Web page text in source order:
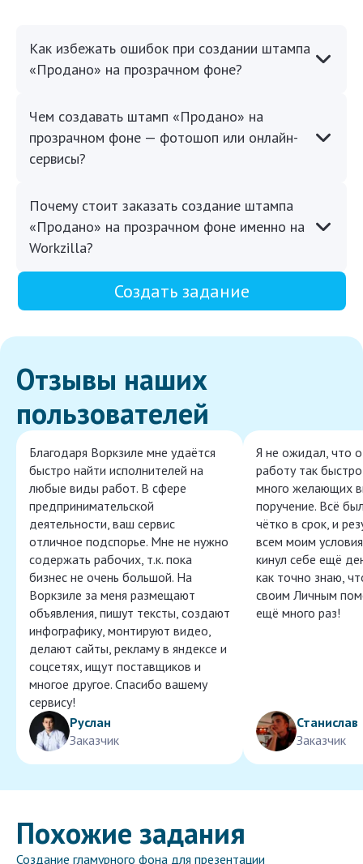
Как избежать ошибок при создании штампа
«Продано» на прозрачном фоне?
Чем создавать штамп «Продано» на
прозрачном фоне — фотошоп или онлайн-
сервисы?
Почему стоит заказать создание штампа
«Продано» на прозрачном фоне именно на
Workzilla?
Создать задание
Отзывы наших
пользователей
Благодаря Воркзиле мне удаётся
быстро найти исполнителей на
любые виды работ. В сфере
предпринимательской
деятельности, ваш сервис
отличное подспорье. Мне не нужно
содержать рабочих, т.к. пока
бизнес не очень большой. На
Воркзиле за меня размещают
объявления, пишут тексты, создают
инфографику, монтируют видео,
делают сайты, рекламу в яндексе и
соцсетях, ищут поставщиков и
многое другое. Спасибо вашему
сервису!
Руслан
Заказчик
Я не ожидал, что
работу так
много желающих
поручение. Всё
чётко в срок, и
всем моим
кинул себе ещё
как точно знаю,
своим Личным
ещё много раз!
Станислав
Заказчик
Похожие задания
Создание гламурного фона для презентации